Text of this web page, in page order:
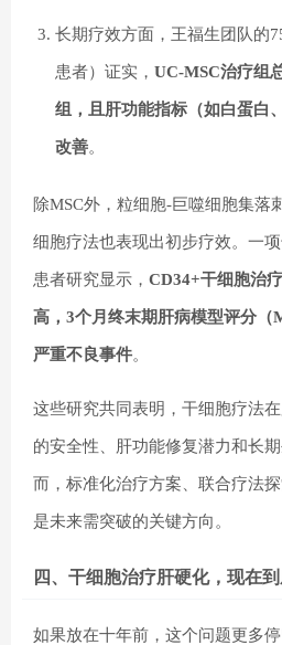
长期疗效方面，王福生团队的
患者）证实， UC-MSC治疗组
组，且肝功能指标（如白蛋白
改善。
除MSC外，粒细胞-巨噬细胞集落
细胞疗法也表现出初步疗效。一
患者研究显示， CD34+干细胞治
高，3个月终末期肝病模型评分
严重不良事件。
这些研究共同表明，干细胞疗法
的安全性、肝功能修复潜力和长
而，标准化治疗方案、联合疗法
是未来需突破的关键方向。
四、干细胞治疗肝硬化，现在
如果放在十年前，这个问题更多